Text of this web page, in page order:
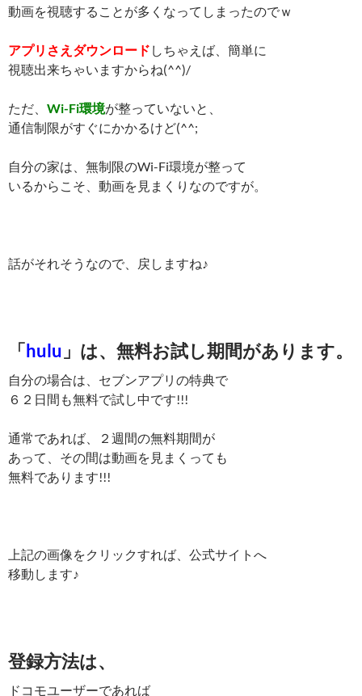
動画を視聴することが多くなってしまったのでｗ
アプリさえダウンロード しちゃえば、簡単に
視聴出来ちゃいますからね(^^)/
ただ、 Wi-Fi環境が整っていないと、
通信制限がすぐにかかるけど(^^;
自分の家は、無制限のWi-Fi環境が整って
いるからこそ、動画を見まくりなのですが。
話がそれそうなので、戻しますね♪
「hulu 」は、無料お試し期間があります。
自分の場合は、セブンアプリの特典で
６２日間も無料で試し中です!!!
通常であれば、２週間の無料期間が
あって、その間は動画を見まくっても
無料であります!!!
上記の画像をクリックすれば、公式サイトへ
移動します♪
登録方法は、
ドコモユーザーであれば